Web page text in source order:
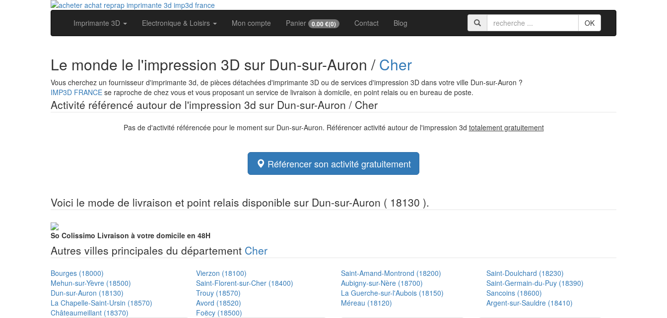
Imprimante 3D Electronique & Loisirs Mon compte Panier 0.00 €(0) Contact Blog OK
Le monde le l'impression 3D sur Dun-sur-Auron /Cher
Vous cherchez un fournisseur d'imprimante 3d, de pièces détachées d'imprimante 3D ou de services d'impression 3D dans votre ville Dun-sur-Auron ?
IMP3D FRANCE se raproche de chez vous et vous proposant un service de livraison à domicile, en point relais ou en bureau de poste.
Activité référencé autour de l'impression 3d sur Dun-sur-Auron / Cher
Pas de d'activité référencée pour le moment sur Dun-sur-Auron. Référencer activité autour de l'impression 3d totalement gratuitement
Référencer son activité gratuitement
Voici le mode de livraison et point relais disponible sur Dun-sur-Auron ( 18130 ).
So Colissimo Livraison à votre domicile en 48H
Autres villes principales du département Cher
Bourges (18000) Vierzon (18100) Saint-Amand-Montrond (18200)
Saint-Doulchard (18230)
Mehun-sur-Yèvre (18500)
Saint-Florent-sur-Cher (18400) Aubigny-sur-Nère (18700)
Saint-Germain-du-Puy (18390)
Dun-sur-Auron (18130)
Trouy (18570) La Guerche-sur-l'Aubois (18150)
Sancoins (18600)
La Chapelle-Saint-Ursin (18570)
Avord (18520) Méreau (18120)
Argent-sur-Sauldre (18410)
Châteaumeillant (18370)
Foëcy (18500)